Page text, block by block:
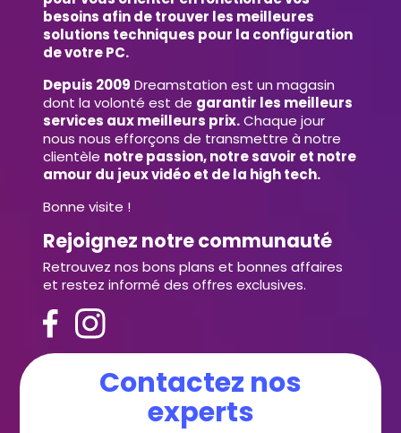
besoins afin de trouver les meilleures
solutions techniques pour la configuration
de votre PC.
Depuis 2009 Dreamstation est un magasin
dont la volonté est de garantir les meilleurs
services aux meilleurs prix.Chaque jour
nous nous efforçons de transmettre à notre
clientèle notre passion, notre savoir et notre
amour du jeux vidéo et de la high tech.
Bonne visite !
Rejoignez notre communauté
Retrouvez nos bons plans et bonnes affaires
et restez informé des offres exclusives.
Contactez nos
experts